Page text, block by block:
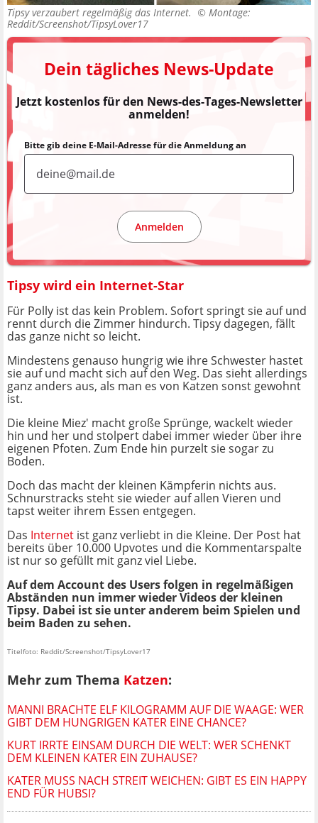
Tipsy verzaubert regelmäßig das Internet. © Montage:
Reddit/Screenshot/TipsyLover17
Dein tägliches News-Update
Jetzt kostenlos für den News-des-Tages-Newsletter
anmelden!
Bitte gib deine E-Mail-Adresse für die Anmeldung an
Anmelden
Tipsy wird ein Internet-Star
Für Polly ist das kein Problem. Sofort springt sie auf und
rennt durch die Zimmer hindurch. Tipsy dagegen, fällt
das ganze nicht so leicht.
Mindestens genauso hungrig wie ihre Schwester hastet
sie auf und macht sich auf den Weg. Das sieht allerdings
ganz anders aus, als man es von Katzen sonst gewohnt
ist.
Die kleine Miez' macht große Sprünge, wackelt wieder
hin und her und stolpert dabei immer wieder über ihre
eigenen Pfoten. Zum Ende hin purzelt sie sogar zu
Boden.
Doch das macht der kleinen Kämpferin nichts aus.
Schnurstracks steht sie wieder auf allen Vieren und
tapst weiter ihrem Essen entgegen.
Das Internet ist ganz verliebt in die Kleine. Der Post hat
bereits über 10.000 Upvotes und die Kommentarspalte
ist nur so gefüllt mit ganz viel Liebe.
Auf dem Account des Users folgen in regelmäßigen
Abständen nun immer wieder Videos der kleinen
Tipsy. Dabei ist sie unter anderem beim Spielen und
beim Baden zu sehen.
Titelfoto: Reddit/Screenshot/TipsyLover17
Mehr zum Thema Katzen:
MANNI BRACHTE ELF KILOGRAMM AUF DIE WAAGE: WER
GIBT DEM HUNGRIGEN KATER EINE CHANCE?
KURT IRRTE EINSAM DURCH DIE WELT: WER SCHENKT
DEM KLEINEN KATER EIN ZUHAUSE?
KATER MUSS NACH STREIT WEICHEN: GIBT ES EIN HAPPY
END FÜR HUBSI?